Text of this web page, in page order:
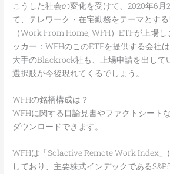
こうした社会の変化を受けて、2020年6月
て、テレワーク・在宅勤務をテーマとす
（Work From Home, WFH）ETFが上場
ッカー：WFHのこのETFを提供する会社
大手のBlackrock社も、上場申請を出して
選択肢が今後現れてくるでしょう。
WFHの銘柄構成は？
WFHに関する目論見書やファクトシート
ダウンロードできます。
WFHは「Solactive Remote Work Index」
しており、主要株式インデックである